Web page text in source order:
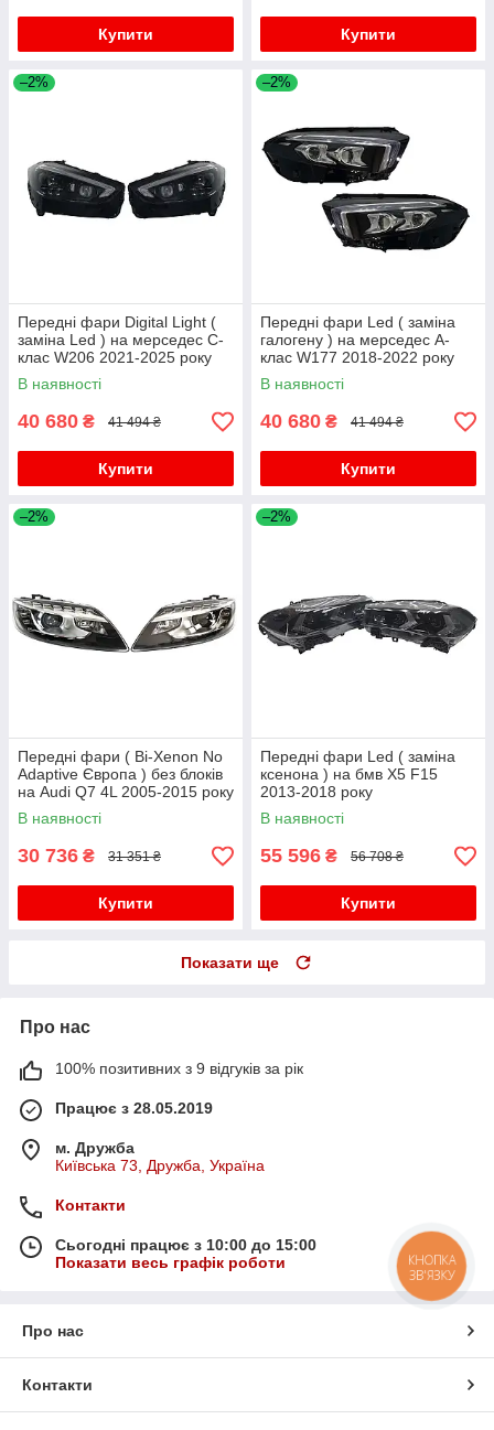
Купити Купити
–2%
Передні фари Digital Light (
заміна Led ) на мерседес C-
клас W206 2021-2025 року
В наявності
40 680 ₴ 41 494 ₴
Купити
–2%
Передні фари Led ( заміна
галогену ) на мерседес A-
клас W177 2018-2022 року
В наявності
40 680 ₴ 41 494 ₴
Купити
–2%
Передні фари ( Bi-Xenon No
Adaptive Європа ) без блоків
на Audi Q7 4L 2005-2015 року
В наявності
30 736 ₴ 31 351 ₴
Купити
–2%
Передні фари Led ( заміна
ксенона ) на бмв X5 F15
2013-2018 року
В наявності
55 596 ₴ 56 708 ₴
Купити
Показати ще
Про нас
100% позитивних з 9 відгуків за рік
Працює з 28.05.2019
м. Дружба
Київська 73, Дружба, Україна
Контакти
Сьогодні працює з 10:00 до 15:00
Показати весь графік роботи
Про нас
Контакти
КНОПКА
ЗВ'ЯЗКУ